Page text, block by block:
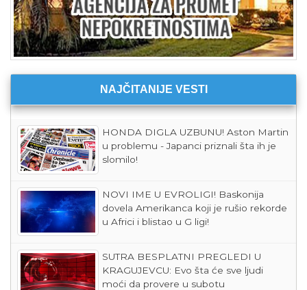
NAJČITANIJE VESTI
HONDA DIGLA UZBUNU! Aston Martin
u problemu - Japanci priznali šta ih je
slomilo!
NOVI IME U EVROLIGI! Baskonija
dovela Amerikanca koji je rušio rekorde
u Africi i blistao u G ligi!
SUTRA BESPLATNI PREGLEDI U
KRAGUJEVCU: Evo šta će sve ljudi
moći da provere u subotu